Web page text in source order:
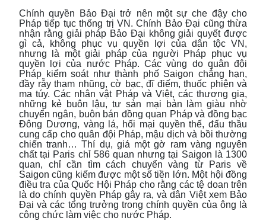
Chính quyền Bảo Đại trở nên một sự che đậy cho
Pháp tiếp tục thống trị VN. Chính Bảo Đại cũng thừa
nhận rằng giải pháp Bảo Đại không giải quyết được
gì cả, không phục vụ quyền lợi của dân tộc VN,
nhưng là một giải pháp của người Pháp phục vụ
quyền lợi của nước Pháp. Các vùng do quân đội
Pháp kiểm soát như thành phố Saigon chẳng hạn,
đầy rẫy tham nhũng, cờ bạc, đĩ điếm, thuốc phiện và
ma túy. Các nhân vật Pháp và Việt, các thương gia,
những kẻ buôn lậu, tư sản mại bản làm giàu nhờ
chuyển ngân, buôn bán đồng quan Pháp và đồng bạc
Đông Dương, vàng lá, hối mại quyền thế, đấu thầu
cung cấp cho quân đội Pháp, mậu dịch và bồi thường
chiến tranh… Thí dụ, giá một gờ ram vàng nguyên
chất tại Paris chỉ 586 quan nhưng tại Saigon là 1300
quan, chỉ cần tìm cách chuyển vàng từ Paris về
Saigon cũng kiếm được một số tiền lớn. Một hội đồng
điều tra của Quốc Hội Pháp cho rằng các tệ doan trên
là do chính quyền Pháp gây ra, và dân Việt xem Bảo
Đại và các tổng trưởng trong chính quyền của ông là
công chức làm việc cho nước Pháp.